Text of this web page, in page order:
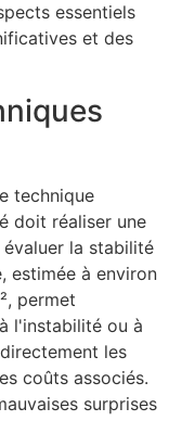
essentiels
et des
technique
doit réaliser une
la stabilité
estimée à environ
permet
l'instabilité ou à
les
coûts associés.
surprises